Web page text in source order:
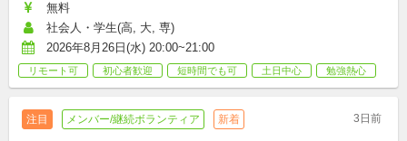
無料
社会人・学生(高, 大, 専)
2026年8月26日(水) 20:00~21:00
リモート可 初心者歓迎 短時間でも可 土日中心 勉強熱心
注目 メンバー/継続ボランティア 新着 3日前